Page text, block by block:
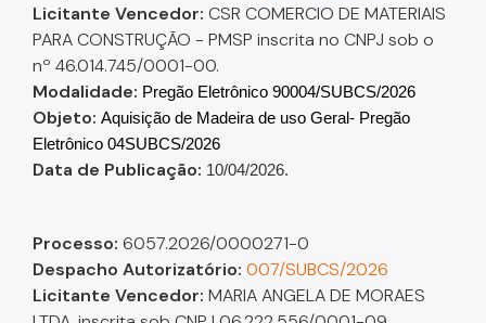
Licitante Vencedor: CSR COMERCIO DE MATERIAIS
PARA CONSTRUÇÃO - PMSP inscrita no CNPJ sob o
nº 46.014.745/0001-00.
Modalidade: Pregão Eletrônico 90004/SUBCS/2026
Objeto: Aquisição de Madeira de uso Geral- Pregão
Eletrônico 04SUBCS/2026
Data de Publicação: 10/04/2026.
Processo: 6057.2026/0000271-0
Despacho Autorizatório: 007/SUBCS/2026
Licitante Vencedor: MARIA ANGELA DE MORAES